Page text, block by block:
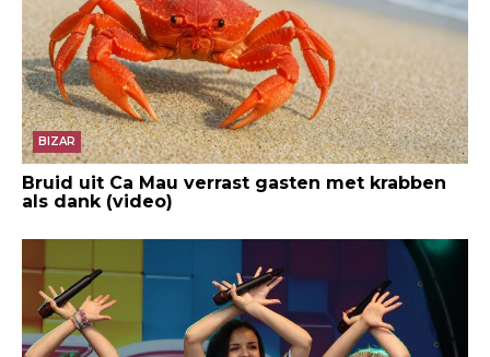
BIZAR
Bruid uit Ca Mau verrast gasten met krabben
als dank (video)